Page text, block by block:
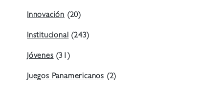
Innovación (20)
Institucional(243)
Jóvenes(31)
Juegos Panamericanos (2)